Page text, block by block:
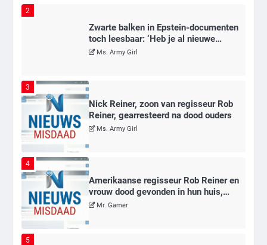
2
Zwarte balken in Epstein-documenten
toch leesbaar: ‘Heb je al nieuwe
ongepaste vrienden voor me?’
Ms. Army Girl
3
Nick Reiner, zoon van regisseur Rob
Reiner, gearresteerd na dood ouders
Ms. Army Girl
4
Amerikaanse regisseur Rob Reiner en
vrouw dood gevonden in hun huis,
eigen zoon hoofdverdachte
Mr. Gamer
5